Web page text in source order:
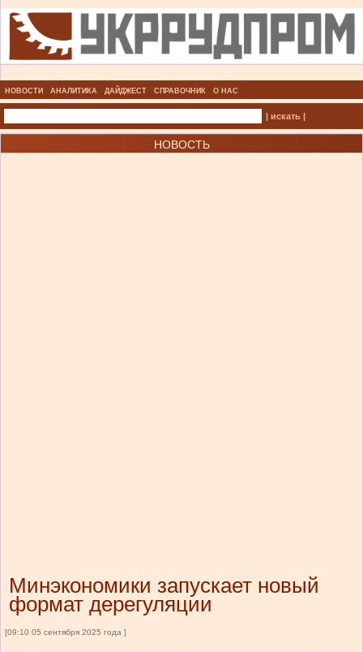
НОВОСТИ АНАЛИТИКА ДАЙДЖЕСТ СПРАВОЧНИК О НАС
| искать |
НОВОСТЬ
Минэкономики запускает новый
формат дерегуляции
[09:10 05 сентября 2025 года ]